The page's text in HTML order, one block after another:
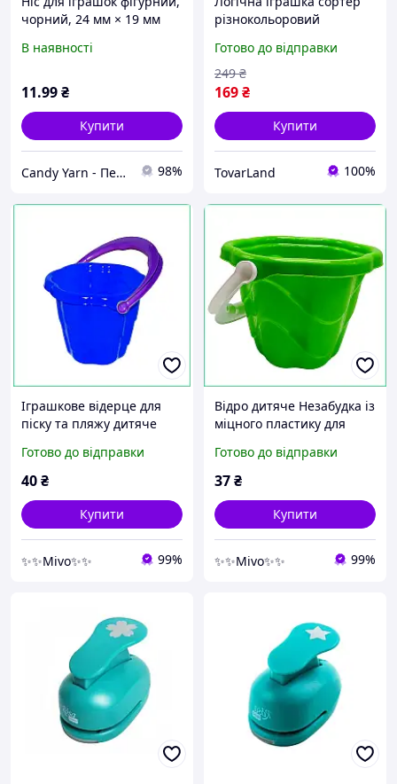
чорний, 24 мм × 19 мм
В наявності
11.99₴
Купити
Candy Yarn - Перший дискаунтер пряжі 98%
різнокольоровий
фігурними вкладишами
для дітей
Готово до відправки
169₴
249 ₴
Купити
TovarLand 100%
Іграшкове відерце для
піску та пляжу дитяче
Незабудка для ігор у
пісочниці та лісі
Готово до відправки
40₴
Купити
✨✨Mivo✨✨ 99%
Відро дитяче Незабудка із
міцного пластику для
грибів іграшка фігурна 3+
Готово до відправки
37₴
Купити
✨✨Mivo✨✨ 99%